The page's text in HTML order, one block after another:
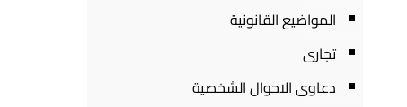
المواضيع القانونية
تجارى
دعاوى الاحوال الشخصية